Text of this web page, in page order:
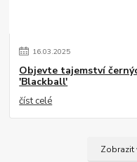
16.03.2025
Objevte tajemství
'Blackball'
číst celé
Zobrazit